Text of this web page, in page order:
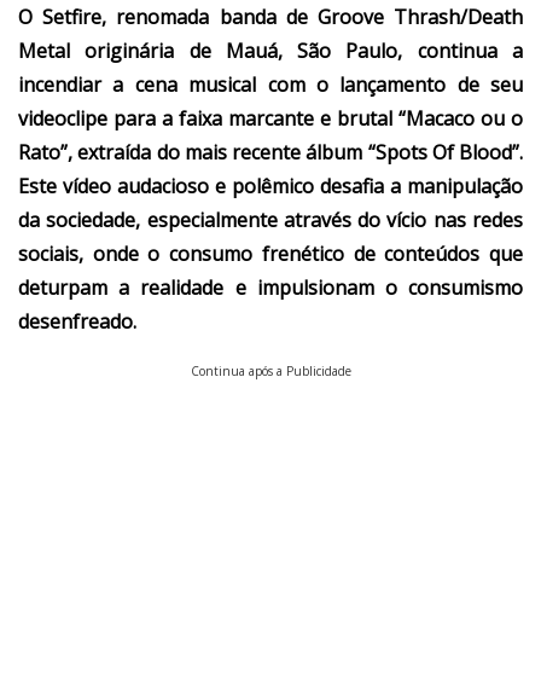
O Setfire, renomada banda de Groove Thrash/Death
Metal originária de Mauá, São Paulo, continua a
incendiar a cena musical com o lançamento de seu
videoclipe para a faixa marcante e brutal “Macaco ou o
Rato”, extraída do mais recente álbum “Spots Of Blood”.
Este vídeo audacioso e polêmico desafia a manipulação
da sociedade, especialmente através do vício nas redes
sociais, onde o consumo frenético de conteúdos que
deturpam a realidade e impulsionam o consumismo
desenfreado.
Continua após a Publicidade